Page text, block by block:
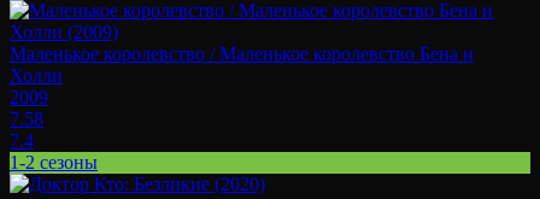
Маленькое королевство / Маленькое королевство Бена и
Холли
2009
7.58
7.4
1-2 сезоны